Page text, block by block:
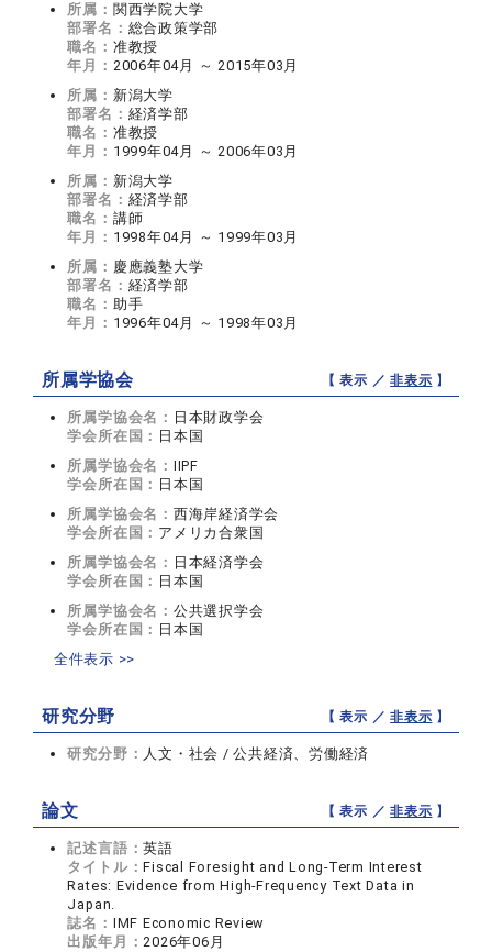
所属： 関西学院大学
部署名： 総合政策学部
職名： 准教授
年月： 2006年04月 ～ 2015年03月
所属： 新潟大学
部署名： 経済学部
職名： 准教授
年月： 1999年04月 ～ 2006年03月
所属： 新潟大学
部署名： 経済学部
職名： 講師
年月： 1998年04月 ～ 1999年03月
所属： 慶應義塾大学
部署名： 経済学部
職名： 助手
年月： 1996年04月 ～ 1998年03月
所属学協会 【 表示 ／非表示 】
所属学協会名： 日本財政学会
学会所在国： 日本国
所属学協会名： IIPF
学会所在国： 日本国
所属学協会名： 西海岸経済学会
学会所在国： アメリカ合衆国
所属学協会名： 日本経済学会
学会所在国： 日本国
所属学協会名： 公共選択学会
学会所在国： 日本国
全件表示 >>
研究分野 【 表示 ／非表示 】
研究分野： 人文・社会 / 公共経済、労働経済
論文 【 表示 ／非表示 】
記述言語：英語
タイトル：Fiscal Foresight and Long-Term Interest
Rates: Evidence from High-Frequency Text Data in
Japan.
誌名： IMF Economic Review
出版年月：2026年06月